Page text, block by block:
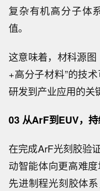
复杂有机高分子体
值。
这意味着，材科源图
+高分子材料”的技
研发到产业应用的关
03 从ArF到EUV，
在完成ArF光刻胶验
动智能体向更高难
先进制程光刻胶体